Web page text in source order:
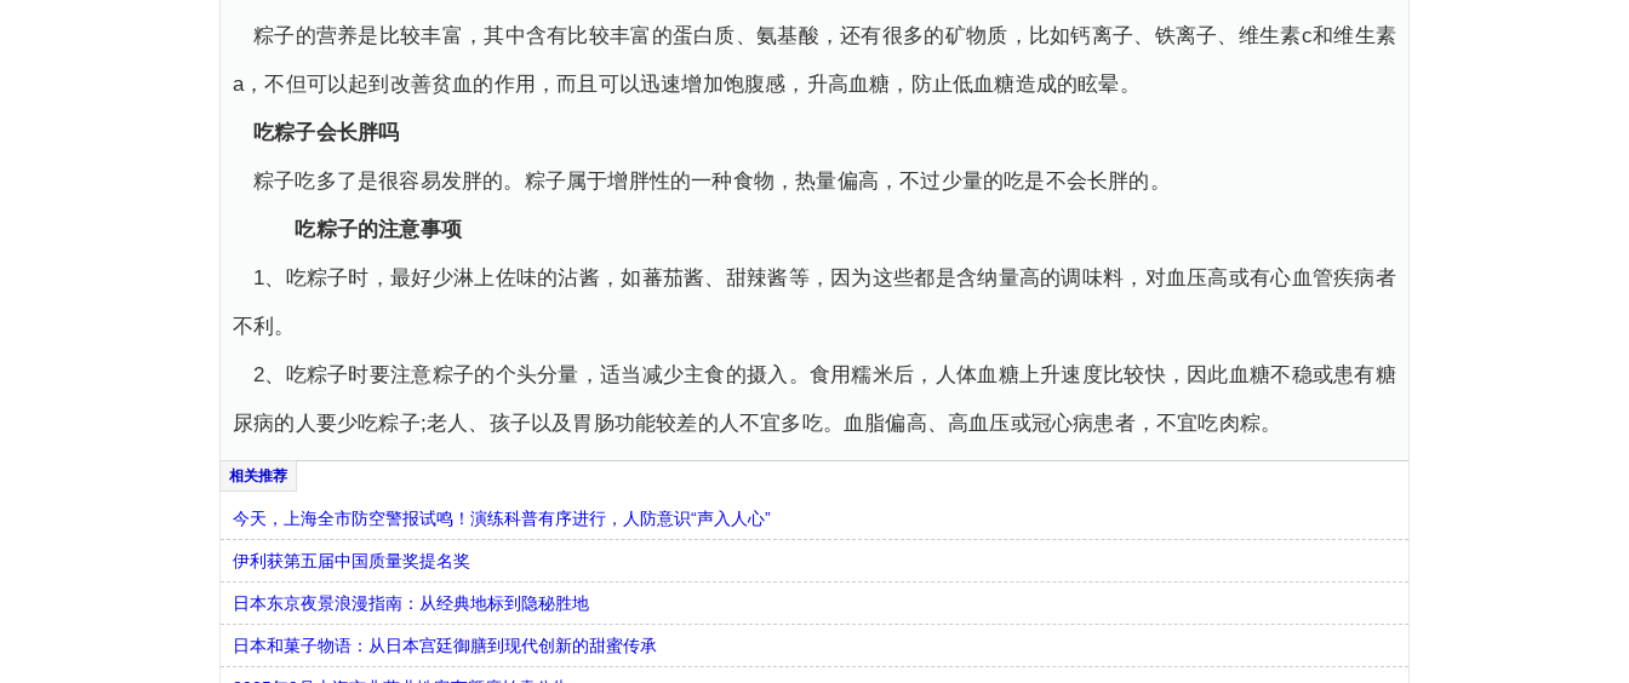
粽子的营养是比较丰富，其中含有比较丰富的蛋白质、氨基酸，还有很多的矿物质，比如钙离子、铁离子、维生素c和维生素
a，不但可以起到改善贫血的作用，而且可以迅速增加饱腹感，升高血糖，防止低血糖造成的眩晕。
吃粽子会长胖吗
粽子吃多了是很容易发胖的。粽子属于增胖性的一种食物，热量偏高，不过少量的吃是不会长胖的。
吃粽子的注意事项
1、吃粽子时，最好少淋上佐味的沾酱，如蕃茄酱、甜辣酱等，因为这些都是含纳量高的调味料，对血压高或有心血管疾病者
不利。
2、吃粽子时要注意粽子的个头分量，适当减少主食的摄入。食用糯米后，人体血糖上升速度比较快，因此血糖不稳或患有糖
尿病的人要少吃粽子;老人、孩子以及胃肠功能较差的人不宜多吃。血脂偏高、高血压或冠心病患者，不宜吃肉粽。
今天，上海全市防空警报试鸣！演练科普有序进行，人防意识“声入人心”
伊利获第五届中国质量奖提名奖
日本东京夜景浪漫指南：从经典地标到隐秘胜地
日本和菓子物语：从日本宫廷御膳到现代创新的甜蜜传承